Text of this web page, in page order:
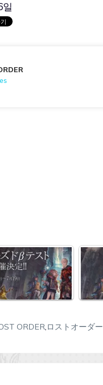
ORDER ロストオーダー